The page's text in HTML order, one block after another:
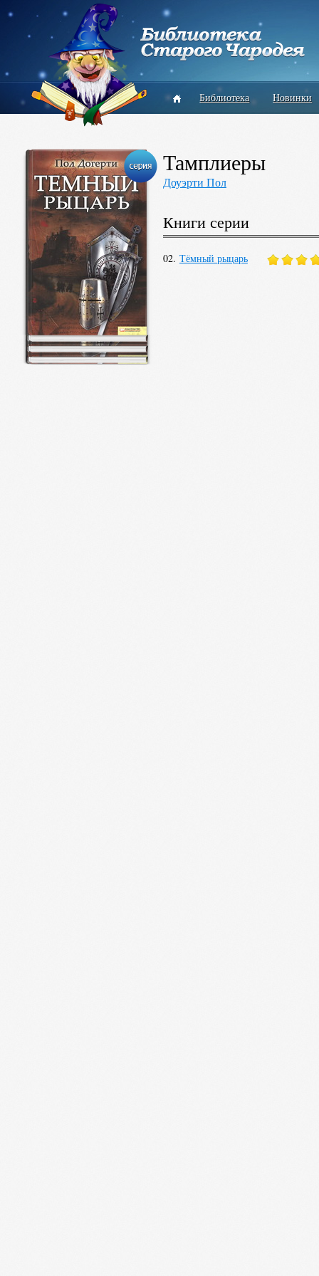
Библиотека Новинки
Тамплиеры
Доуэрти Пол
Книги серии
02. Тёмный рыцарь